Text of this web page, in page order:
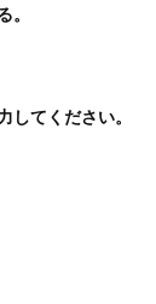
。
してください。